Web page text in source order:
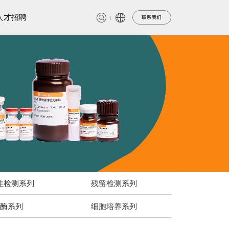
才招聘 联系我们
检测系列 残留检测系列
系列 细胞培养系列